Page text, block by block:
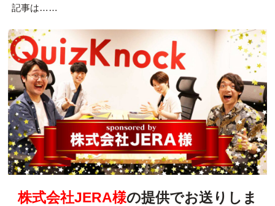
記事は……
株式会社JERA様の提供でお送りしま